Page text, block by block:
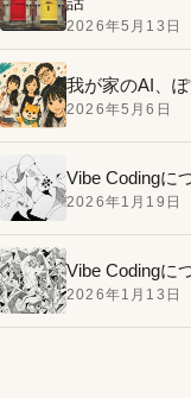
2026年5月13日
我が家のAI、
2026年5月6日
Vibe Codingに
2026年1月19日
Vibe Codingに
2026年1月13日